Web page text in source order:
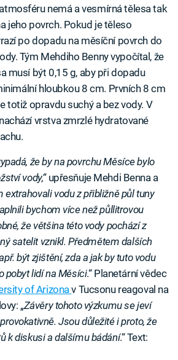
nemá a vesmírná tělesa tak
jeho povrch. Pokud je těleso
po dopadu na měsíční povrch do
Tým Mehdiho Benny vypočítal, že
musí být 0,15 g, aby při dopadu
hloubkou 8 cm. Prvních 8 cm
totiž opravdu suchý a bez vody. V
vrstva zmrzlé hydratované
že by na povrchu Měsíce bylo
vody,“ upřesňuje Mehdi Benna a
extrahovali vodu z přibližně půl tuny
bychom více než půllitrovou
že většina této vody pochází z
satelit vznikl. Předmětem dalších
být zjištění, zda a jak by tuto vodu
pobyt lidí na Měsíci.“ Planetární vědec
of Arizonav Tucsonu reagoval na
„Závěry tohoto výzkumu se jeví
Jsou důležité i proto, že
k diskusi a dalšímu bádání.“ Text: